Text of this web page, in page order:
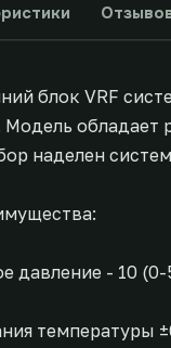
блок VRF
Модель
наделен
давление - 10
температуры